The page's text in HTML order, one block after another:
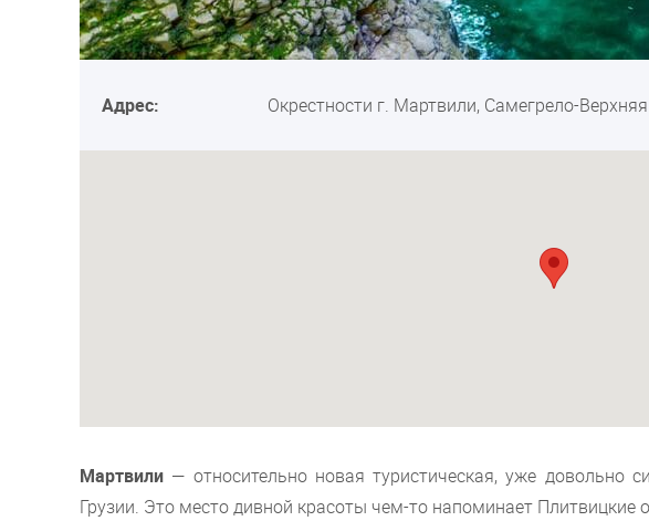
Адрес: Окрестности г. Мартвили, Самегрело-
Мартвили — относительно новая туристическая, уже довольно
Грузии. Это место дивной красоты чем-то напоминает Плитвицкие